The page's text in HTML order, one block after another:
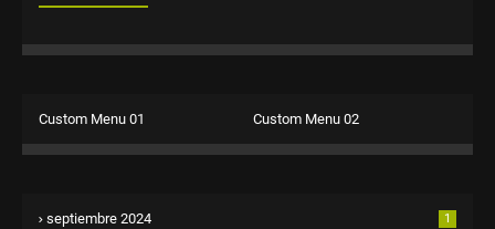
Custom Menu 01 Custom Menu 02
septiembre 2024 1